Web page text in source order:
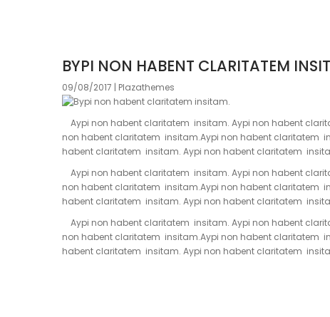
BYPI NON HABENT CLARITATEM
09/08/2017 | Plazathemes
Aypi non habent claritatem insitam. Aypi non habent
non habent claritatem insitam.Aypi non habent claritatem
habent claritatem insitam. Aypi non habent claritatem
Aypi non habent claritatem insitam. Aypi non habent
non habent claritatem insitam.Aypi non habent claritatem
habent claritatem insitam. Aypi non habent claritatem
Aypi non habent claritatem insitam. Aypi non habent
non habent claritatem insitam.Aypi non habent claritatem
habent claritatem insitam. Aypi non habent claritatem